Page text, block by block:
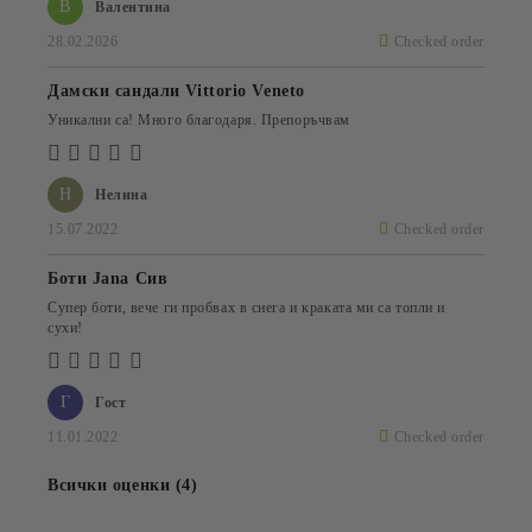
В Валентина
28.02.2026 Checked order
Н Нелина
15.07.2022 Checked order
Дамски сандали Vittorio Veneto
Уникални са! Много благодаря. Препоръчвам
Г Гост
11.01.2022 Checked order
Боти Jana Сив
Супер боти, вече ги пробвах в снега и краката ми са топли и
сухи!
Всички оценки (4)